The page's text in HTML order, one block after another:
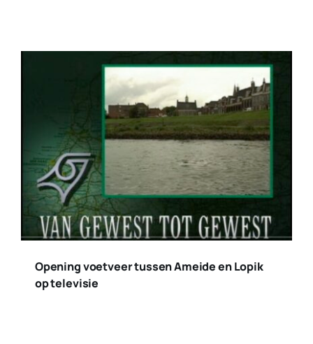
Opening voetveer tussen Ameide en Lopik
op televisie